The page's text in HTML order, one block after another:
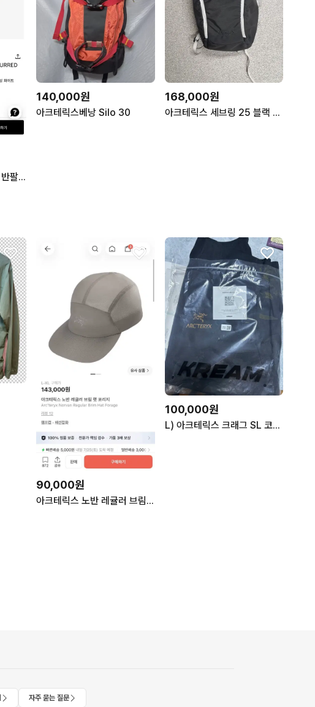
아크테릭스 크래그 코튼 반팔 화이트 라지
140,000원
아크테릭스베낭 Silo 30
168,000원
아크테릭스 세브링 25 블랙 백팩
90,000원
아크테릭스 노반 레귤러 브림 햇 포리지 L-XL
100,000원
L) 아크테릭스 크래그 SL 코튼 버드 워드 티셔츠 블랙
자주 묻는 질문